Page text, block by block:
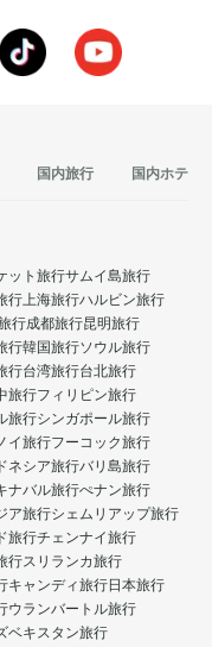
国内旅行 国内ホテル
ット旅行サムイ島旅行
行上海旅行ハルビン旅行
行成都旅行昆明旅行
行韓国旅行ソウル旅行
行台湾旅行台北旅行
旅行フィリピン旅行
旅行シンガポール旅行
イ旅行フーコック旅行
ネシア旅行バリ島旅行
ナバル旅行ぺナン旅行
ア旅行シェムリアップ旅行
旅行チェンナイ旅行
行スリランカ旅行
キャンディ旅行日本旅行
ウランバートル旅行
ベキスタン旅行